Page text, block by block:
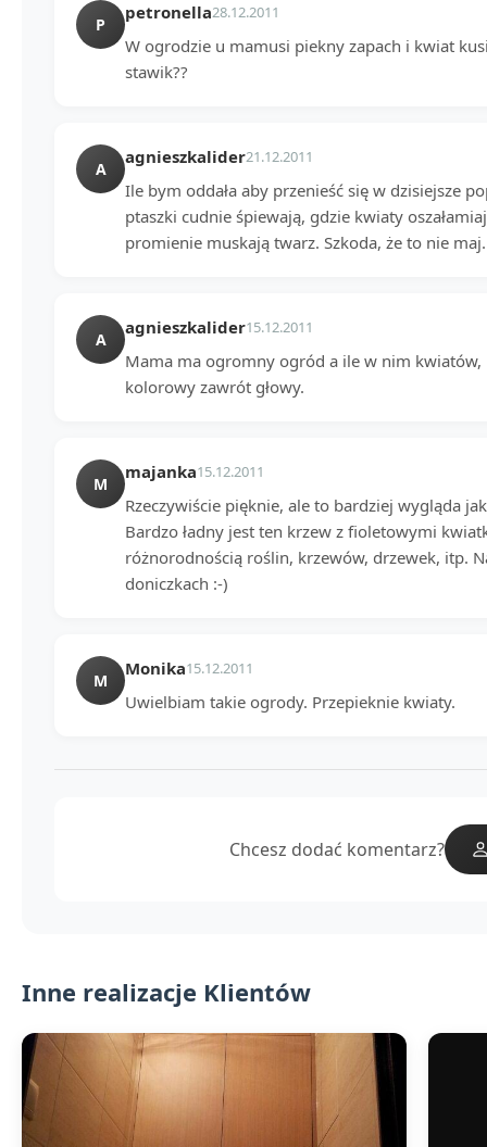
P
petronella28.12.2011
W ogrodzie u mamusi piekny zapach i kwiat
stawik??
A
agnieszkalider21.12.2011
Ile bym oddała aby przenieść się w dzisiejsze
ptaszki cudnie śpiewają, gdzie kwiaty
promienie muskają twarz. Szkoda, że to nie
A
agnieszkalider15.12.2011
Mama ma ogromny ogród a ile w nim
kolorowy zawrót głowy.
M
majanka15.12.2011
Rzeczywiście pięknie, ale to bardziej wygląda
Bardzo ładny jest ten krzew z fioletowymi
różnorodnością roślin, krzewów, drzewek, itp.
doniczkach :-)
M
Monika15.12.2011
Uwielbiam takie ogrody. Przepieknie kwiaty.
Chcesz dodać komentarz?
Inne realizacje Klientów